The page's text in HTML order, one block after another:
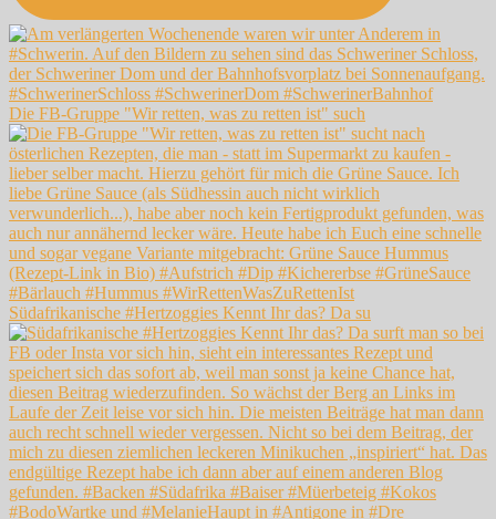
Die FB-Gruppe "Wir retten, was zu retten ist" such
Südafrikanische #Hertzoggies Kennt Ihr das? Da su
#BodoWartke und #MelanieHaupt in #Antigone in #Dre